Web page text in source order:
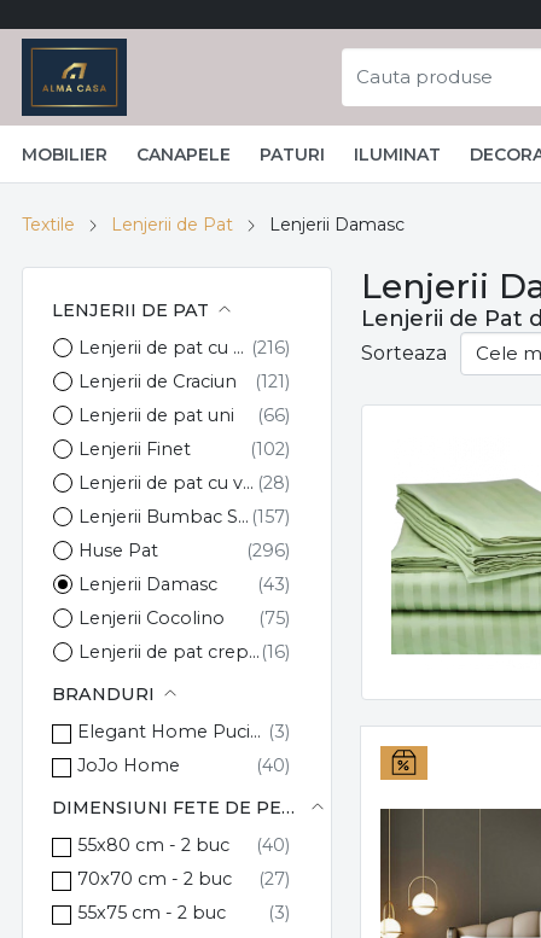
MOBILIER CANAPELE PATURI ILUMINAT
Textile Lenjerii de Pat Lenjerii Damasc
LENJERII DE PAT
Lenjerii de pat cu elastic
Lenjerii de Craciun
Lenjerii de pat uni
Lenjerii Finet
Lenjerii de pat cu volanase
Lenjerii Bumbac Satinat
Huse Pat
Lenjerii Damasc
Lenjerii Cocolino
Lenjerii de pat creponate
Lenjerii Catifea
Lenjerii de Lux
Lenjerii 3D si 5D
BRANDURI
Elegant Home Pucioasa
JoJo Home
DIMENSIUNI FETE DE PERNA
55x80 cm - 2 buc
70x70 cm - 2 buc
55x75 cm - 2 buc
Lenjerii
Lenjerii de Pat
Sorteaza